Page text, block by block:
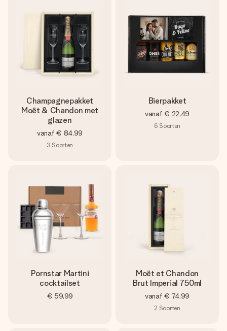
Champagnepakket
Moët & Chandon met
glazen
vanaf € 84,99
3 Soorten
Bierpakket
vanaf € 22,49
6 Soorten
Pornstar Martini
cocktailset
€ 59,99
Moët et Chandon
Brut Imperial 750ml
vanaf € 74,99
2 Soorten